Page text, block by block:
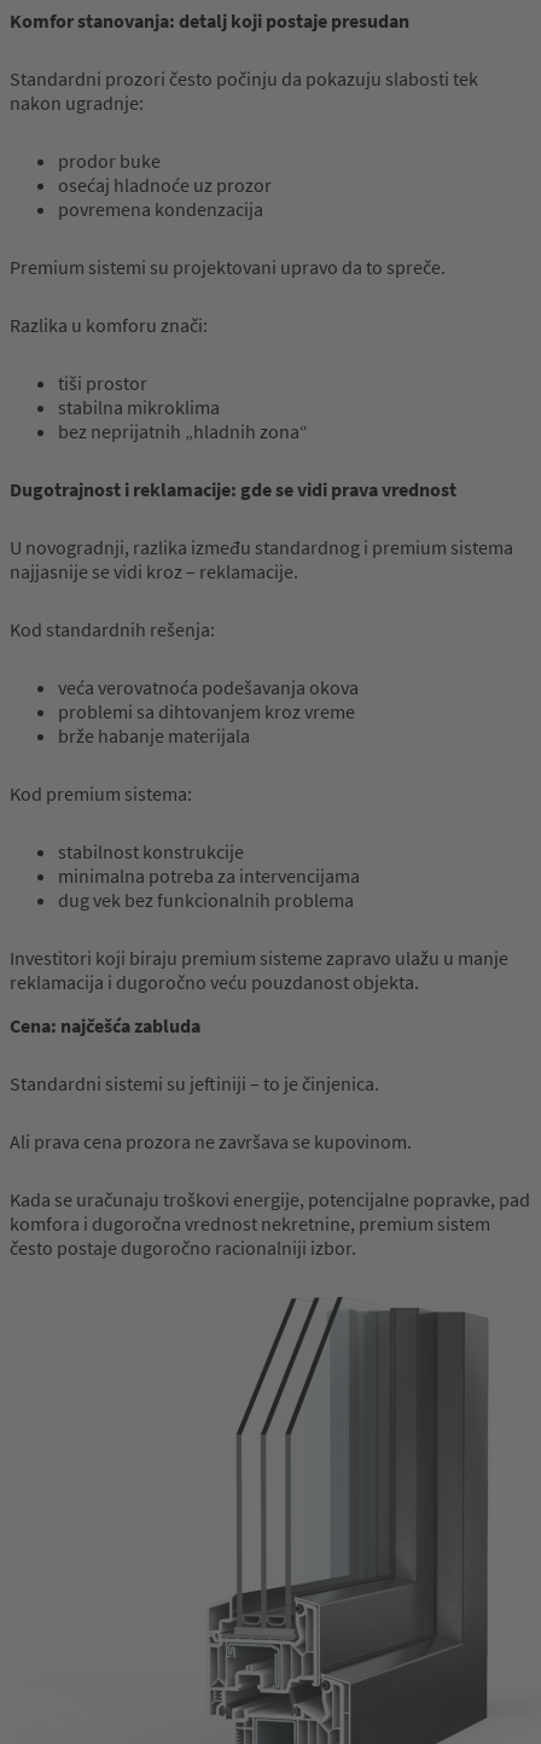
Komforstanovanja: detalj koji postaje presudan
Standardni prozori često počinju da pokazuju slabosti tek
nakon ugradnje:
prodor buke
osećaj hladnoće uz prozor
povremena kondenzacija
Premium sistemi su projektovani upravo da to spreče.
Razlika u komforu znači:
tiši prostor
stabilna mikroklima
bez neprijatnih „hladnih zona“
Dugotrajnost i reklamacije: gdesevidi pravavrednost
U novogradnji, razlika između standardnog i premium sistema
najjasnije se vidi kroz – reklamacije.
Kod standardnih rešenja:
veća verovatnoća podešavanja okova
problemi sa dihtovanjem kroz vreme
brže habanje materijala
Kod premium sistema:
stabilnost konstrukcije
minimalna potreba za intervencijama
dug vek bez funkcionalnih problema
Investitori koji biraju premium sisteme zapravo ulažu u manje
reklamacija i dugoročno veću pouzdanost objekta.
Cena: najčešćazabluda
Standardni sistemi su jeftiniji – to je činjenica.
Ali prava cena prozora ne završava se kupovinom.
Kada se uračunaju troškovi energije, potencijalne popravke, pad
komfora i dugoročna vrednost nekretnine, premium sistem
često postaje dugoročno racionalniji izbor.